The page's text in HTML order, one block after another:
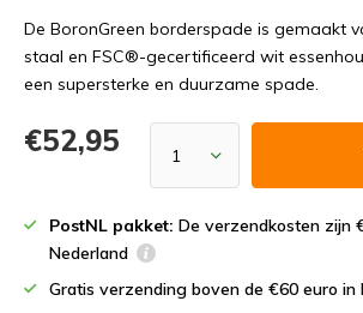
De BoronGreen borderspade is gemaakt
staal en FSC®-gecertificeerd wit
een supersterke en duurzame spade.
€52,95
PostNL pakket: De verzendkosten zijn
Nederland
Gratis verzending boven de €60 euro in